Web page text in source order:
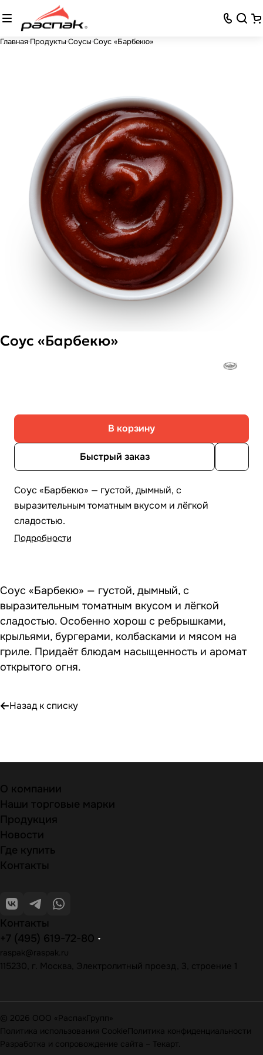
Главная Продукты Соусы Соус «Барбекю»
Соус «Барбекю»
В корзину
Быстрый заказ
Соус «Барбекю» — густой, дымный, с
выразительным томатным вкусом и лёгкой
сладостью.
Подробности
Соус «Барбекю» — густой, дымный, с
выразительным томатным вкусом и лёгкой
сладостью. Особенно хорош с ребрышками,
крыльями, бургерами, колбасками и мясом на
гриле. Придаёт блюдам насыщенность и аромат
открытого огня.
Назад к списку
О компании
Наши торговые марки
Продукция
Новости
Где купить
Контакты
Контакты
+7 (495) 619-72-80
raspak@raspak.ru
115230, г. Москва, Электролитный проезд, 3, строение 1
© 2026 ООО «РаспакГрупп»
Политика использования CookieПолитика конфиденциальности
Разработка и сопровождение сайта
Текарт.